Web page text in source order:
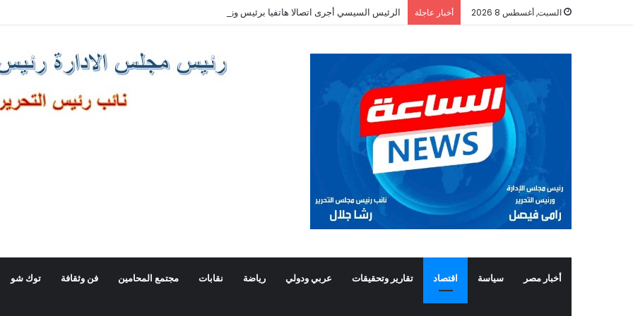
السبت, أغسطس 8 2026 أخبار عاجلة الرئيس السيسي أجرى اتصالا هاتفيا برئيس وزراء اليونان
أخبار مصر سياسة اقتصاد تقارير وتحقيقات عربي ودولي رياضة نقابات مجتمع المحامين فن وثقافة توك شو